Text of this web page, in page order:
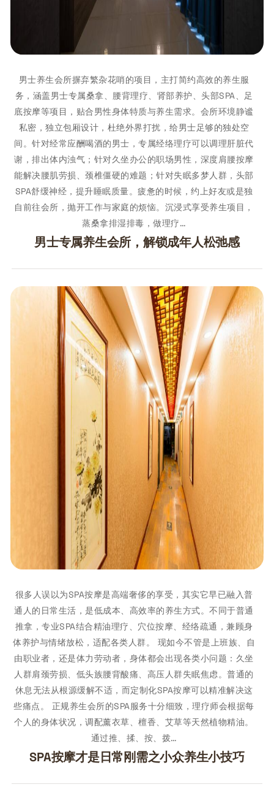
男士养生会所摒弃繁杂花哨的项目，主打简约高效的养生服
务，涵盖男士专属桑拿、腰背理疗、肾部养护、头部SPA、足
底按摩等项目，贴合男性身体特质与养生需求。会所环境静谧
私密，独立包厢设计，杜绝外界打扰，给男士足够的独处空
间。针对经常应酬喝酒的男士，专属经络理疗可以调理肝脏代
谢，排出体内浊气；针对久坐办公的职场男性，深度肩腰按摩
能解决腰肌劳损、颈椎僵硬的难题；针对失眠多梦人群，头部
SPA舒缓神经，提升睡眠质量。疲惫的时候，约上好友或是独
自前往会所，抛开工作与家庭的烦恼。沉浸式享受养生项目，
蒸桑拿排湿排毒，做理疗…
男士专属养生会所，解锁成年人松弛感
很多人误以为SPA按摩是高端奢侈的享受，其实它早已融入普
通人的日常生活，是低成本、高效率的养生方式。不同于普通
推拿，专业SPA结合精油理疗、穴位按摩、经络疏通，兼顾身
体养护与情绪放松，适配各类人群。 现如今不管是上班族、自
由职业者，还是体力劳动者，身体都会出现各类小问题：久坐
人群肩颈劳损、低头族腰背酸痛、高压人群失眠焦虑。普通的
休息无法从根源缓解不适，而定制化SPA按摩可以精准解决这
些痛点。 正规养生会所的SPA服务十分细致，理疗师会根据每
个人的身体状况，调配薰衣草、檀香、艾草等天然植物精油。
通过推、揉、按、拨…
SPA按摩才是日常刚需之小众养生小技巧